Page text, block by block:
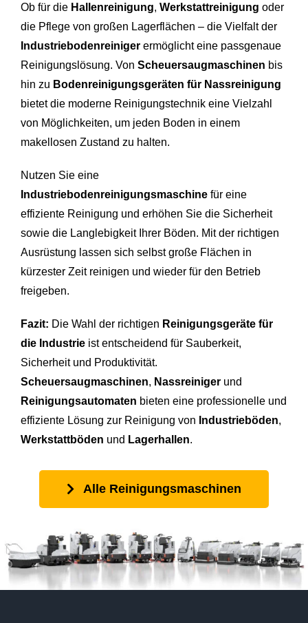
Ob für die Hallenreinigung, Werkstattreinigung oder
die Pflege von großen Lagerflächen – die Vielfalt der
Industriebodenreiniger ermöglicht eine passgenaue
Reinigungslösung. Von Scheuersaugmaschinen bis
hin zu Bodenreinigungsgeräten für Nassreinigung
bietet die moderne Reinigungstechnik eine Vielzahl
von Möglichkeiten, um jeden Boden in einem
makellosen Zustand zu halten.
Nutzen Sie eine
Industriebodenreinigungsmaschine für eine
effiziente Reinigung und erhöhen Sie die Sicherheit
sowie die Langlebigkeit Ihrer Böden. Mit der richtigen
Ausrüstung lassen sich selbst große Flächen in
kürzester Zeit reinigen und wieder für den Betrieb
freigeben.
Fazit: Die Wahl der richtigen Reinigungsgeräte für
die Industrie ist entscheidend für Sauberkeit,
Sicherheit und Produktivität.
Scheuersaugmaschinen, Nassreiniger und
Reinigungsautomaten bieten eine professionelle und
effiziente Lösung zur Reinigung von Industrieböden,
Werkstattböden und Lagerhallen.
Alle Reinigungsmaschinen